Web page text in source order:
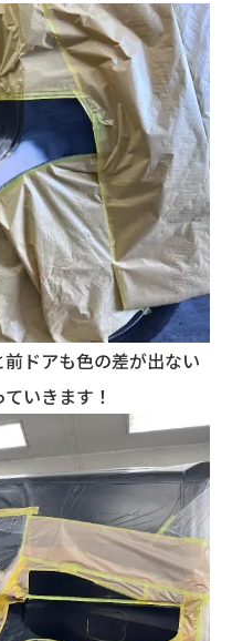
ドアも色の差が出ない
いきます！